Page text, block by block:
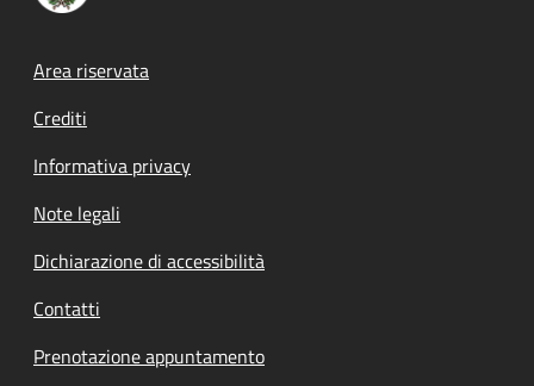
Footer menu
Area riservata
Crediti
Informativa privacy
Note legali
Dichiarazione di accessibilità
Contatti
Prenotazione appuntamento